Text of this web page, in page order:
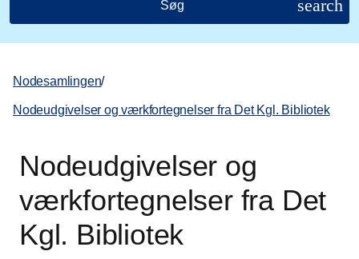
Søg search
Nodesamlingen/
Nodeudgivelser og værkfortegnelser fra Det Kgl. Bibliotek
Nodeudgivelser og
værkfortegnelser fra Det
Kgl. Bibliotek